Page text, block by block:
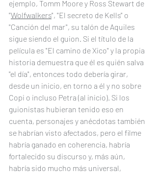
ejemplo, Tomm Moore y Ross Stewart de
"Wolfwalkers", "El secreto de Kells" o
"Canción del mar", su talón de Aquiles
sigue siendo el guion. Si el título de la
película es "El camino de Xico" y la propia
historia demuestra que él es quién salva
"el día", entonces todo debería girar,
desde un inicio, en torno a él y no sobre
Copi o incluso Petra (al inicio). Si los
guionistas hubieran tenido eso en
cuenta, personajes y anécdotas también
se habrían visto afectados, pero el filme
habría ganado en coherencia, habría
fortalecido su discurso y, más aún,
habría sido mucho más universal,